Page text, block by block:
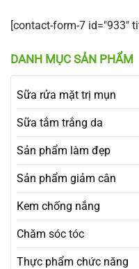
[contact-form-7 id="933"
DANH MỤC SẢN PHẨM
Sữa rửa mặt trị mụn
Sữa tắm trắng da
Sản phẩm làm đẹp
Sản phẩm giảm cân
Kem chống nắng
Chăm sóc tóc
Thực phẩm chức năng